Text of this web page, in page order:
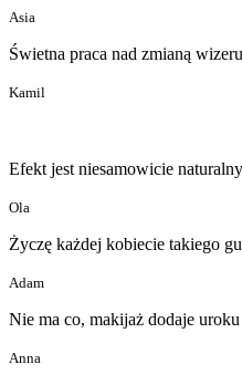
Asia
Świetna praca nad zmianą
Kamil
Efekt jest niesamowicie
Ola
Życzę każdej kobiecie takiego
Adam
Nie ma co, makijaż dodaje
Anna